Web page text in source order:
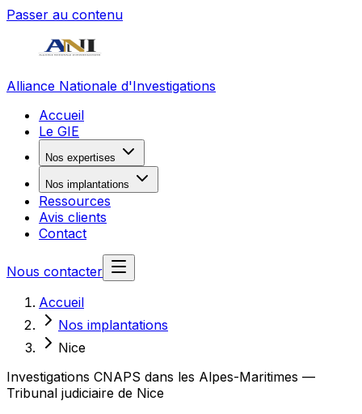
Passer au contenu
Alliance Nationale d'Investigations
Accueil
Le GIE
Nos expertises
Nos implantations
Ressources
Avis clients
Contact
Nous contacter
Accueil
Nos implantations
Nice
Investigations CNAPS dans les Alpes-Maritimes —
Tribunal judiciaire de Nice